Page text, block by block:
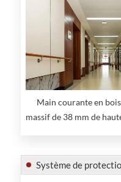
Main courante en bois
massif de 38 mm de
Système de